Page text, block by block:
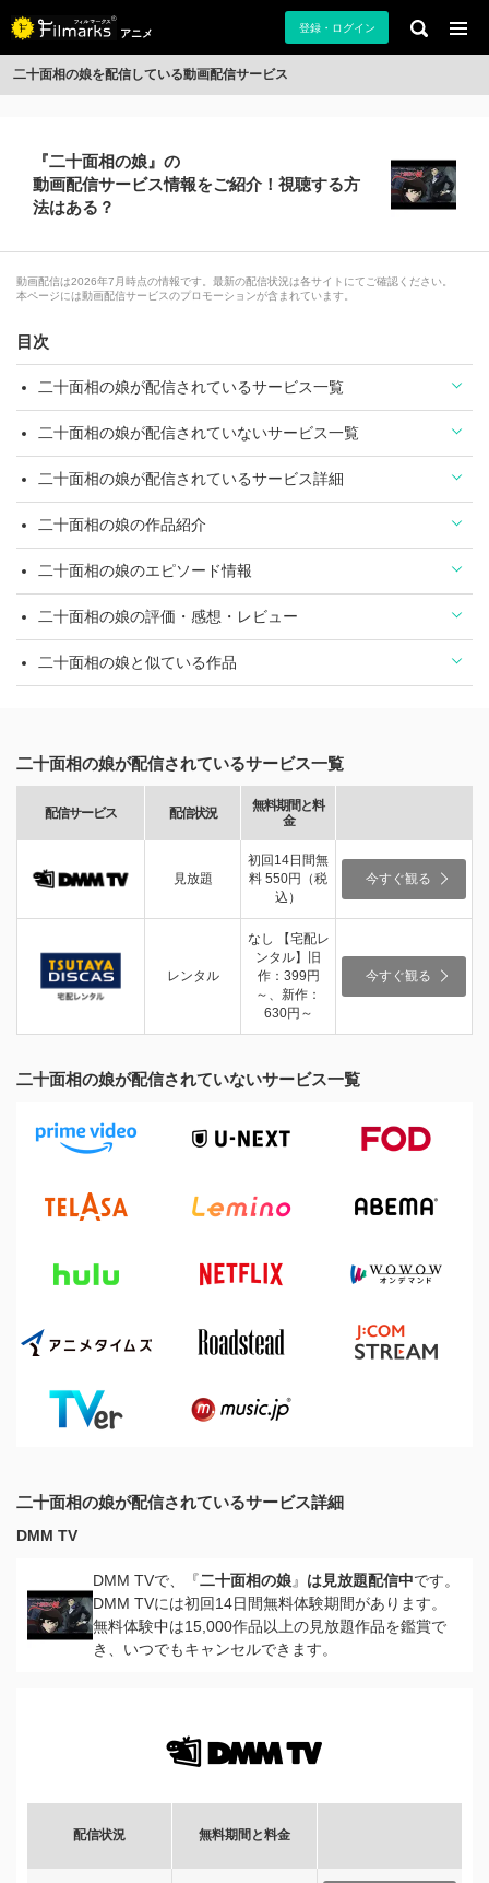
アニメ 登録・ログイン
二十面相の娘を配信している動画配信サービス
『二十面相の娘』の
動画配信サービス情報をご紹介！視聴する方
法はある？
動画配信は2026年7月時点の情報です。最新の配信状況は各サイトにてご確認ください。
本ページには動画配信サービスのプロモーションが含まれています。
目次
二十面相の娘が配信されているサービス一覧
二十面相の娘が配信されていないサービス一覧
二十面相の娘が配信されているサービス詳細
二十面相の娘の作品紹介
二十面相の娘のエピソード情報
二十面相の娘の評価・感想・レビュー
二十面相の娘と似ている作品
二十面相の娘が配信されているサービス一覧
配信サービス 配信状況
無料期間と料
金
見放題
初回14日間無
料 550円（税
込）
今すぐ観る
レンタル
なし 【宅配レ
ンタル】旧
作：399円
～、新作：
630円～
今すぐ観る
二十面相の娘が配信されていないサービス一覧
二十面相の娘が配信されているサービス詳細
DMM TV
DMM TVで、『二十面相の娘』 は見放題配信中です。
DMM TVには初回14日間無料体験期間があります。
無料体験中は15,000作品以上の見放題作品を鑑賞で
き、いつでもキャンセルできます。
配信状況 無料期間と料金